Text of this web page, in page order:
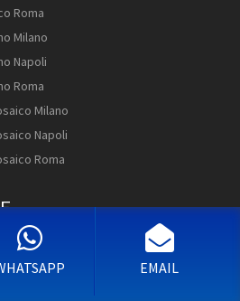
Roma
Milano
Napoli
Roma
Milano
Napoli
Roma
Tropea
Ovada
EMAIL